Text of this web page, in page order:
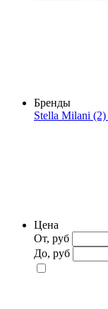
Бренды
Stella Milani (2)
Цена
От, руб
До, руб